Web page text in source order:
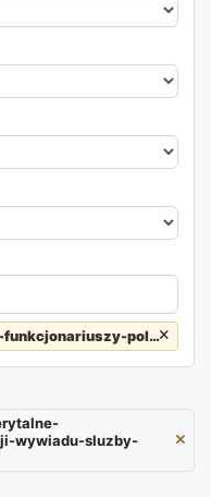
funkcjonariuszy-policji-
wywiadu-sluzby-